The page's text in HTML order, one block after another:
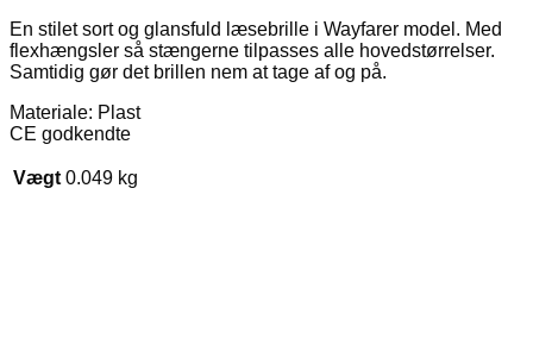
En stilet sort og glansfuld læsebrille i Wayfarer model. Med
flexhængsler så stængerne tilpasses alle hovedstørrelser.
Samtidig gør det brillen nem at tage af og på.
Materiale: Plast
CE godkendte
Vægt 0.049 kg